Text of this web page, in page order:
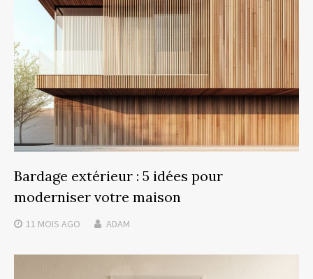
Bardage extérieur : 5 idées pour
moderniser votre maison
11 MOIS AGO ADAM